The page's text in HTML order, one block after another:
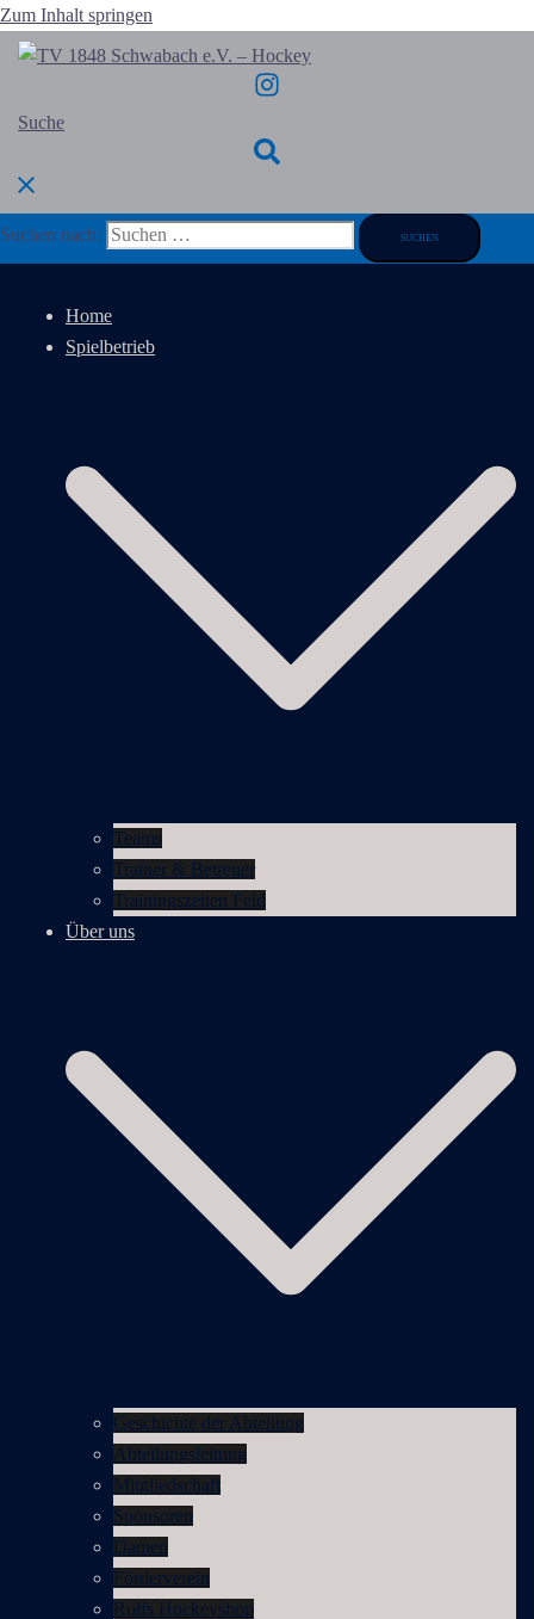
Zum Inhalt springen
Suche
Suchen nach:
Home
Spielbetrieb
Teams
Trainer & Betreuer
Trainingszeiten Feld
Über uns
Geschichte der Abteilung
Abteilungsleitung
Mitgliedschaft
Sponsoren
Damen
Förderverein
Rolfs Hockeyshop